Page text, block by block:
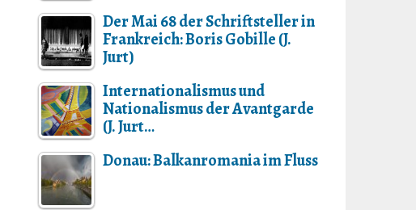
Der Mai 68 der Schriftsteller in
Frankreich: Boris Gobille (J.
Jurt)
Internationalismus und
Nationalismus der Avantgarde
(J. Jurt…
Donau: Balkanromania im Fluss